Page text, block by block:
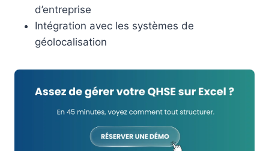
d’entreprise
Intégration avec les systèmes de
géolocalisation